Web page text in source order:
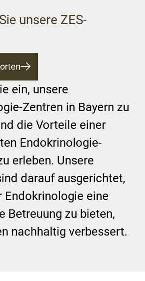
unsere ZES-
ein, unsere
Zentren in Bayern zu
die Vorteile einer
Endokrinologie-
erleben. Unsere
darauf ausgerichtet,
Endokrinologie eine
Betreuung zu bieten,
nachhaltig verbessert.